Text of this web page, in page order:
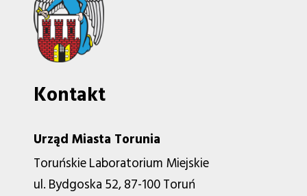
Kontakt
Urząd Miasta Torunia
Toruńskie Laboratorium Miejskie
ul. Bydgoska 52, 87-100 Toruń